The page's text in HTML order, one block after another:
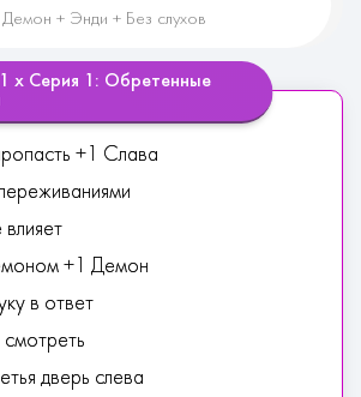
Демон + Энди + Без слухов
х Серия 1: Обретенные
+1 Слава
+1 Демон
в ответ
смотреть
дверь слева